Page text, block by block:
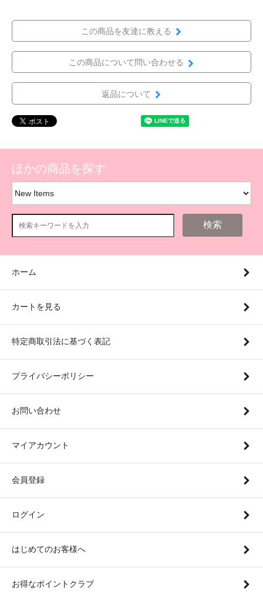
この商品を友達に教える
この商品について問い合わせる
返品について
ほかの商品を探す
検索
ホーム
カートを見る
特定商取引法に基づく表記
プライバシーポリシー
お問い合わせ
マイアカウント
会員登録
ログイン
はじめてのお客様へ
お得なポイントクラブ